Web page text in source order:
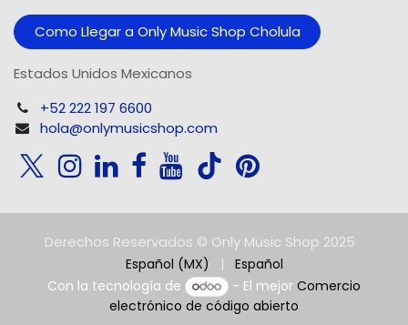
Como Llegar a Only Music Shop Cholula
Estados Unidos Mexicanos
+52 222 197 6600
hola@onlymusicshop.com
Derechos Reservados © Only Music Shop 2025
Español (MX) |
Español
Con la tecnología de
- El mejorComercio
electrónico de código abierto